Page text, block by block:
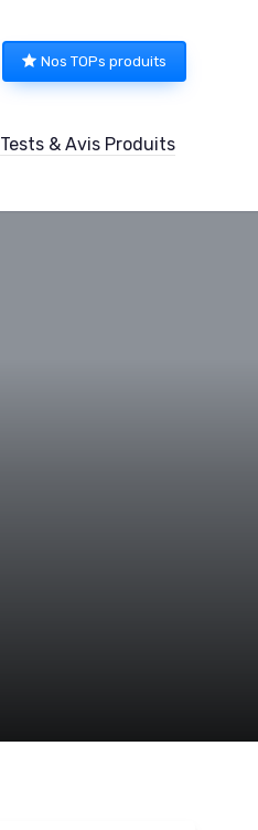
Nos TOPs produits
Tests & Avis Produits